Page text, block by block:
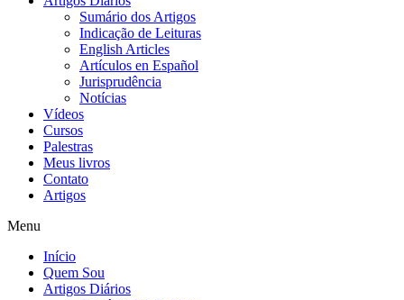
Sumário dos Artigos
Indicação de Leituras
English Articles
Artículos en Español
Jurisprudência
Notícias
Vídeos
Cursos
Palestras
Meus livros
Contato
Artigos
Menu
Início
Quem Sou
Artigos Diários